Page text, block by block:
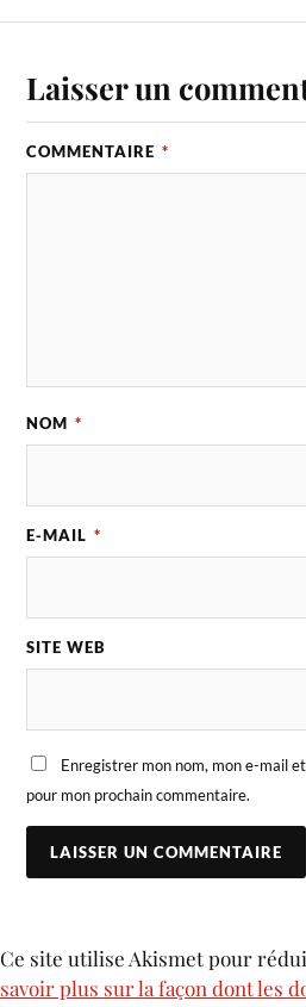
Laisser un
COMMENTAIRE *
NOM *
E-MAIL *
SITE WEB
Enregistrer mon nom, mon e-mail
pour mon prochain commentaire.
Ce site utilise Akismet pour
savoir plus sur la façon dont les